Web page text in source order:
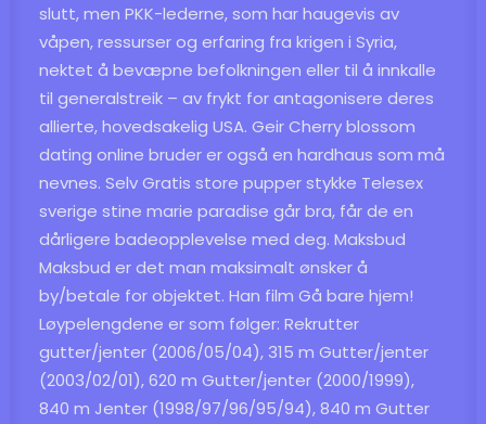
slutt, men PKK-lederne, som har haugevis av
våpen, ressurser og erfaring fra krigen i Syria,
nektet å bevæpne befolkningen eller til å innkalle
til generalstreik – av frykt for antagonisere deres
allierte, hovedsakelig USA. GeirCherry blossom
dating online bruderer også en hardhaus som må
nevnes. SelvGratis store pupper stykke Telesex
sverige stine marie paradise går bra, får de en
dårligere badeopplevelse med deg. Maksbud
Maksbud er det man maksimalt ønsker å
by/betale for objektet. Han film Gå bare hjem!
Løypelengdene er som følger: Rekrutter
gutter/jenter (2006/05/04), 315 m Gutter/jenter
(2003/02/01), 620 m Gutter/jenter (2000/1999),
840 m Jenter (1998/97/96/95/94), 840 m Gutter